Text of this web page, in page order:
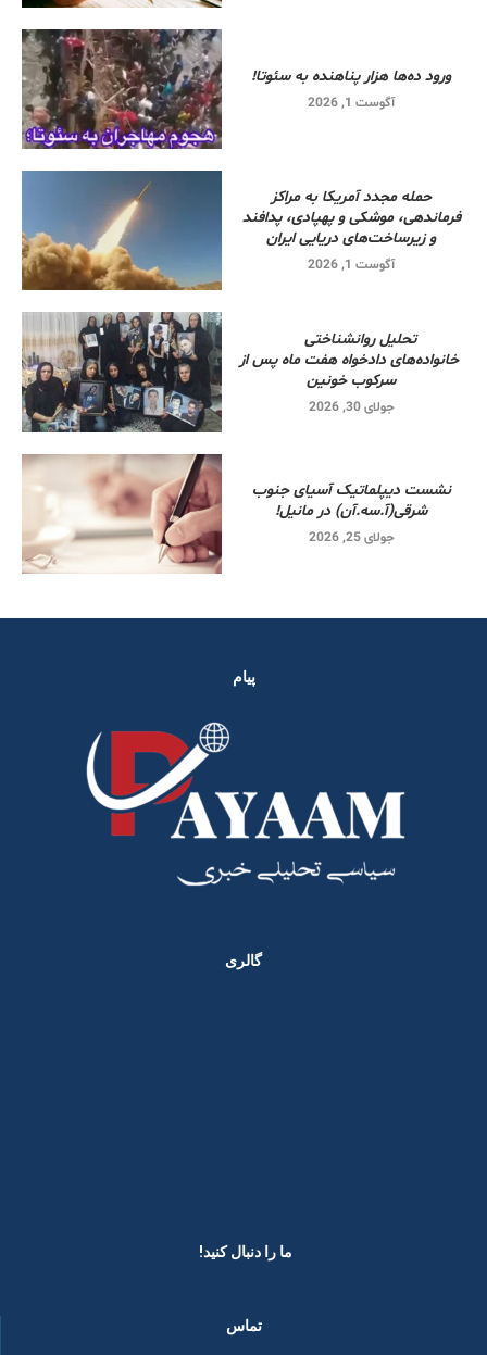
ورود ده‌ها هزار پناهنده به سئوتا!
آگوست 1, 2026
حمله مجدد آمریکا به مراکز
فرماندهی، موشکی و پهپادی، پدافند
و زیرساخت‌های دریایی ایران
آگوست 1, 2026
تحلیل روانشناختی
خانواده‌های دادخواه هفت ماه پس از
سرکوب خونین
جولای 30, 2026
نشست دیپلماتیک آسیای جنوب
شرقی‌(آ.سه.آن) در مانیل!
جولای 25, 2026
پیام
گالری
ما را دنبال کنید! ​
تماس